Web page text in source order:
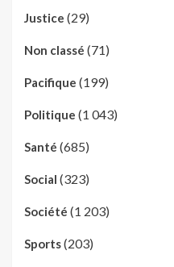
Justice (29)
Non classé (71)
Pacifique (199)
Politique (1 043)
Santé (685)
Social (323)
Société (1 203)
Sports(203)